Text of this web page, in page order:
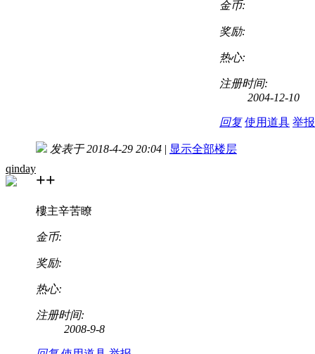
金币:
奖励:
热心:
注册时间:
2004-12-10
回复 使用道具 举报
qinday
发表于 2018-4-29 20:04 | 显示全部楼层
++
樓主辛苦瞭
金币:
奖励:
热心:
注册时间:
2008-9-8